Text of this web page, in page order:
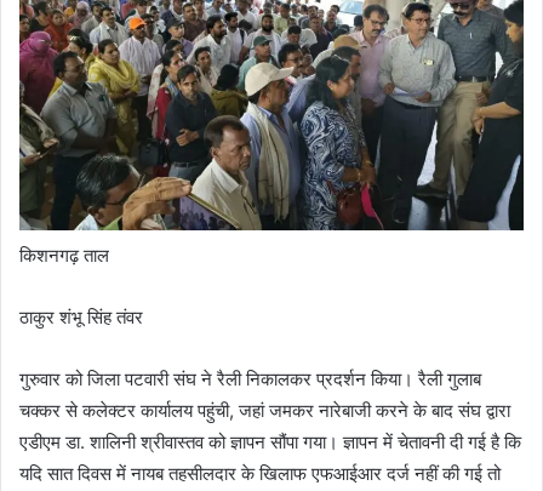
किशनगढ़ ताल
ठाकुर शंभू सिंह तंवर
गुरुवार को जिला पटवारी संघ ने रैली निकालकर प्रदर्शन किया। रैली गुलाब
चक्कर से कलेक्टर कार्यालय पहुंची, जहां जमकर नारेबाजी करने के बाद संघ द्वारा
एडीएम डा. शालिनी श्रीवास्तव को ज्ञापन सौंपा गया। ज्ञापन में चेतावनी दी गई है कि
यदि सात दिवस में नायब तहसीलदार के खिलाफ एफआईआर दर्ज नहीं की गई तो